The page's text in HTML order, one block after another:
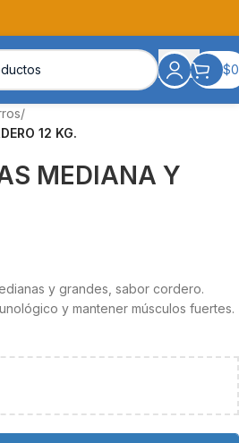
$0
/
12 KG.
MEDIANA Y
y grandes, sabor cordero.
y mantener músculos fuertes.